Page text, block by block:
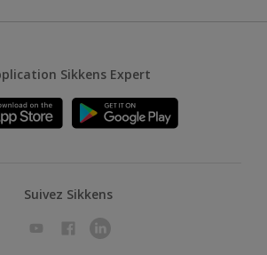
Sikkens Expert
Suivez Sikkens